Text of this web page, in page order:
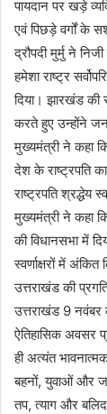
पायदान पर खड़े
एवं पिछड़े वर्गों के
द्रौपदी मुर्मु ने
हमेशा राष्ट्र
दिया। झारखंड की
करते हुए उन्होंने
मुख्यमंत्री ने कहा
देश के राष्ट्रपति
राष्ट्रपति श्रद्धेय
मुख्यमंत्री ने कहा
की विधानसभा में
स्वर्णाक्षरों में
उत्तराखंड की
उत्तराखंड 9 नवंबर
ऐतिहासिक अवसर
ही अत्यंत
बहनों, युवाओं और
तप, त्याग और